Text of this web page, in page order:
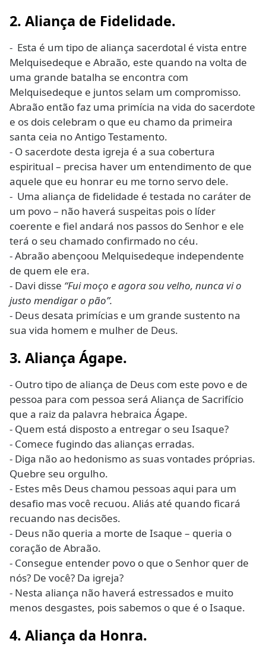
2. Aliança de Fidelidade.
- Esta é um tipo de aliança sacerdotal é vista entre
Melquisedeque e Abraão, este quando na volta de
uma grande batalha se encontra com
Melquisedeque e juntos selam um compromisso.
Abraão então faz uma primícia na vida do sacerdote
e os dois celebram o que eu chamo da primeira
santa ceia no Antigo Testamento.
- O sacerdote desta igreja é a sua cobertura
espiritual – precisa haver um entendimento de que
aquele que eu honrar eu me torno servo dele.
- Uma aliança de fidelidade é testada no caráter de
um povo – não haverá suspeitas pois o líder
coerente e fiel andará nos passos do Senhor e ele
terá o seu chamado confirmado no céu.
- Abraão abençoou Melquisedeque independente
de quem ele era.
- Davi disse “Fui moço e agora sou velho, nunca vi o
justo mendigar o pão”.
- Deus desata primícias e um grande sustento na
sua vida homem e mulher de Deus.
3. Aliança Ágape.
- Outro tipo de aliança de Deus com este povo e de
pessoa para com pessoa será Aliança de Sacrifício
que a raiz da palavra hebraica Ágape.
- Quem está disposto a entregar o seu Isaque?
- Comece fugindo das alianças erradas.
- Diga não ao hedonismo as suas vontades próprias.
Quebre seu orgulho.
- Estes mês Deus chamou pessoas aqui para um
desafio mas você recuou. Aliás até quando ficará
recuando nas decisões.
- Deus não queria a morte de Isaque – queria o
coração de Abraão.
- Consegue entender povo o que o Senhor quer de
nós? De você? Da igreja?
- Nesta aliança não haverá estressados e muito
menos desgastes, pois sabemos o que é o Isaque.
4. Aliança da Honra.